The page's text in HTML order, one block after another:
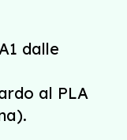
dalle
al PLA